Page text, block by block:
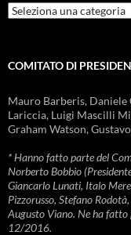
Rubriche
COMITATO DI
Mauro Barberis, Daniele
Lariccia, Luigi Mascilli
Graham Watson,
* Hanno fatto parte del
Norberto Bobbio
Giancarlo Lunati, Italo
Pizzorusso, Stefano
Augusto Viano. Ne ha
12/2016.